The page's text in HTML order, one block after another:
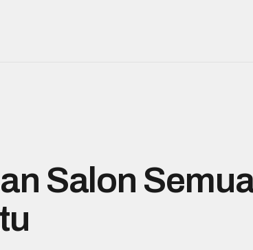
Salon